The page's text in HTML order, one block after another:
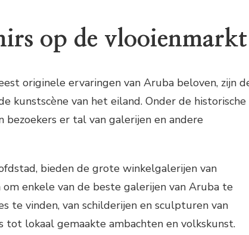
op de vlooienmarkt
originele ervaringen van Aruba beloven, zijn
kunstscène van het eiland. Onder de historische
er tal van galerijen en andere
bieden de grote winkelgalerijen van
enkele van de beste galerijen van Aruba te
te vinden, van schilderijen en sculpturen van
tot lokaal gemaakte ambachten en volkskunst.